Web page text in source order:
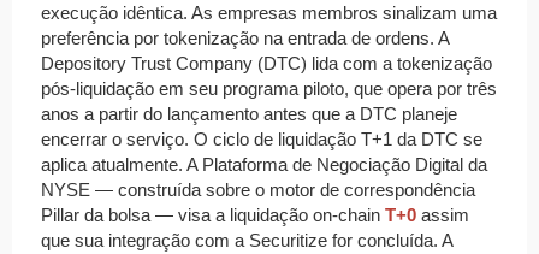
execução idêntica. As empresas membros sinalizam uma
preferência por tokenização na entrada de ordens. A
Depository Trust Company (DTC) lida com a tokenização
pós-liquidação em seu programa piloto, que opera por três
anos a partir do lançamento antes que a DTC planeje
encerrar o serviço. O ciclo de liquidação T+1 da DTC se
aplica atualmente. A Plataforma de Negociação Digital da
NYSE — construída sobre o motor de correspondência
Pillar da bolsa — visa a liquidação on-chain T+0 assim
que sua integração com a Securitize for concluída. A